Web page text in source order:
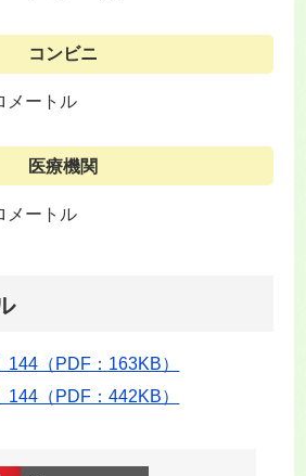
コンビニ
メートル
医療機関
メートル
144（PDF：163KB）
144（PDF：442KB）